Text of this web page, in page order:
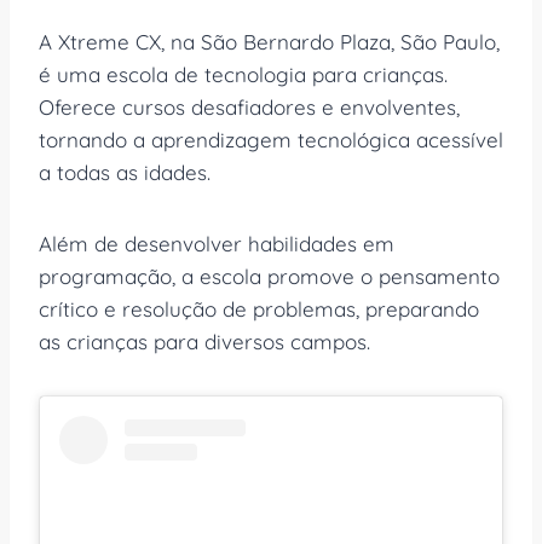
A Xtreme CX, na São Bernardo Plaza, São Paulo,
é uma escola de tecnologia para crianças.
Oferece cursos desafiadores e envolventes,
tornando a aprendizagem tecnológica acessível
a todas as idades.
Além de desenvolver habilidades em
programação, a escola promove o pensamento
crítico e resolução de problemas, preparando
as crianças para diversos campos.